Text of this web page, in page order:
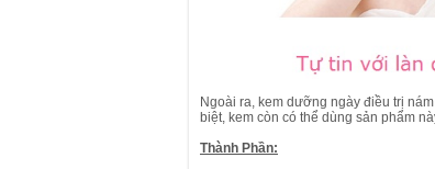
Ngoài ra, kem dưỡng ngày điều trị
biệt, kem còn có thể dùng sản phẩm
Thành Phần: